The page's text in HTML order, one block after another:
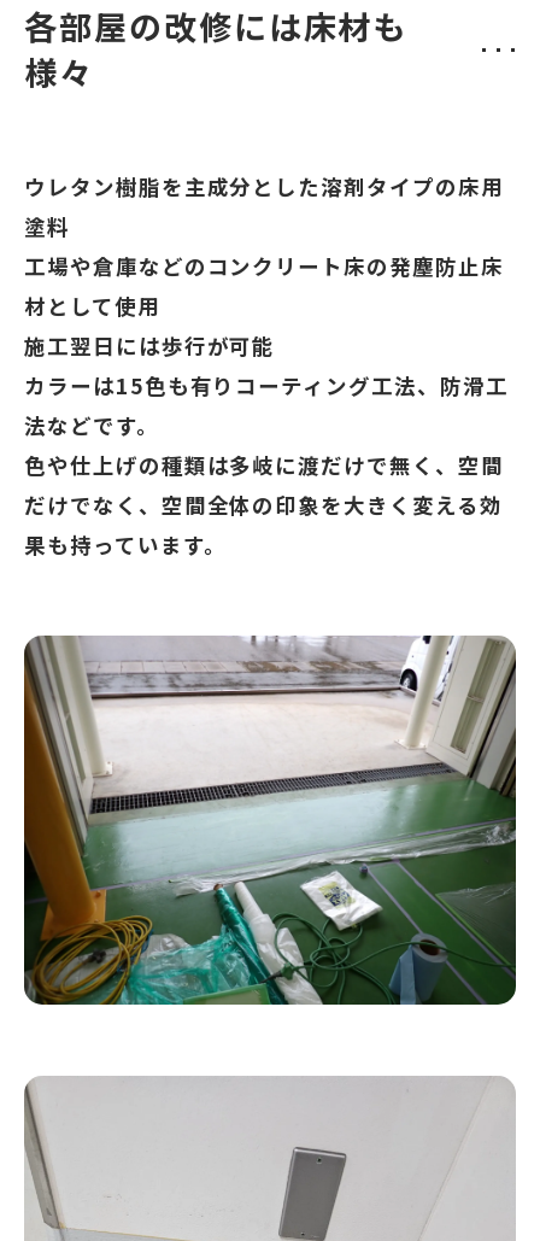
各部屋の改修には床材も
様々
ウレタン樹脂を主成分とした溶剤タイプの床用
塗料
工場や倉庫などのコンクリート床の発塵防止床
材として使用
施工翌日には歩行が可能
カラーは15色も有りコーティング工法、防滑工
法などです。
色や仕上げの種類は多岐に渡だけで無く、空間
だけでなく、空間全体の印象を大きく変える効
果も持っています。